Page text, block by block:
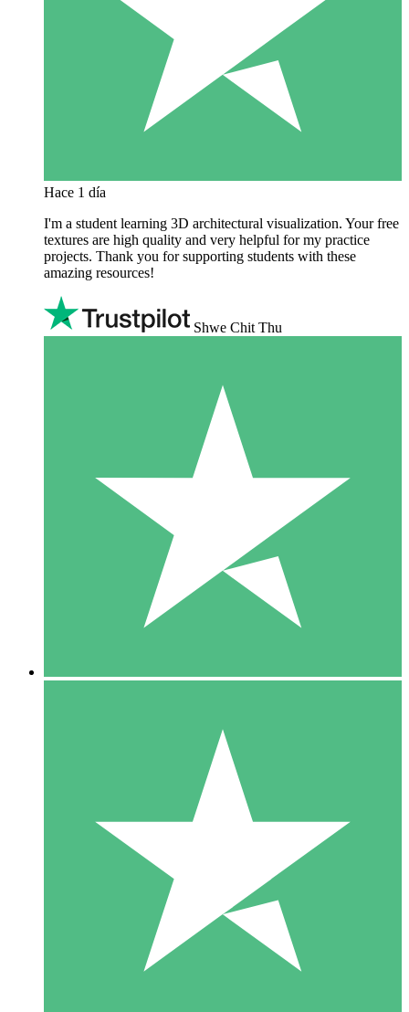
Hace 1 día
I'm a student learning 3D architectural visualization. Your free
textures are high quality and very helpful for my practice
projects. Thank you for supporting students with these
amazing resources!
Shwe Chit Thu